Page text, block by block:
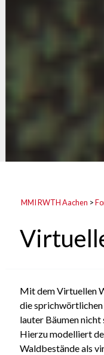
MMI RWTH Aachen >
Mit dem Virtuellen
die sprichwörtlichen
lauter Bäumen nicht
Hierzu modelliert
Waldbestände als